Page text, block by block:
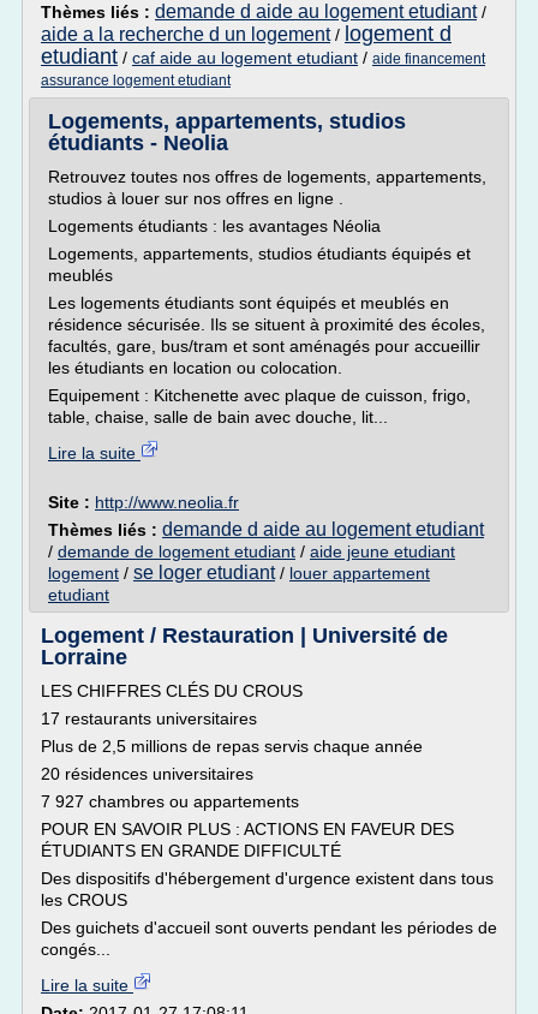
Thèmes liés : demande d aide au logement etudiant/
aide a la recherche d un logement/ logement d
etudiant / caf aide au logement etudiant / aide financement
assurance logement etudiant
Logements, appartements, studios
étudiants - Neolia
Retrouvez toutes nos offres de logements, appartements,
studios à louer sur nos offres en ligne .
Logements étudiants : les avantages Néolia
Logements, appartements, studios étudiants équipés et
meublés
Les logements étudiants sont équipés et meublés en
résidence sécurisée. Ils se situent à proximité des écoles,
facultés, gare, bus/tram et sont aménagés pour accueillir
les étudiants en location ou colocation.
Equipement : Kitchenette avec plaque de cuisson, frigo,
table, chaise, salle de bain avec douche, lit...
Lire la suite
Site : http://www.neolia.fr
Thèmes liés : demande d aide au logement etudiant
/ demande de logement etudiant / aide jeune etudiant
logement / se loger etudiant/ louer appartement
etudiant
Logement / Restauration | Université de
Lorraine
LES CHIFFRES CLÉS DU CROUS
17 restaurants universitaires
Plus de 2,5 millions de repas servis chaque année
20 résidences universitaires
7 927 chambres ou appartements
POUR EN SAVOIR PLUS : ACTIONS EN FAVEUR DES
ÉTUDIANTS EN GRANDE DIFFICULTÉ
Des dispositifs d'hébergement d'urgence existent dans tous
les CROUS
Des guichets d'accueil sont ouverts pendant les périodes de
congés...
Lire la suite